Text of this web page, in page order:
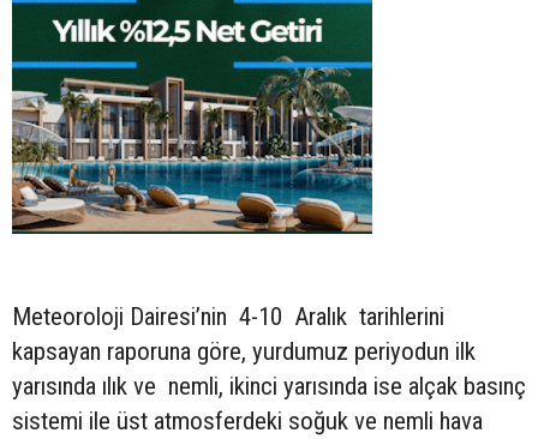
Meteoroloji Dairesi’nin 4-10 Aralık tarihlerini
kapsayan raporuna göre, yurdumuz periyodun ilk
yarısında ılık ve nemli, ikinci yarısında ise alçak basınç
sistemi ile üst atmosferdeki soğuk ve nemli hava